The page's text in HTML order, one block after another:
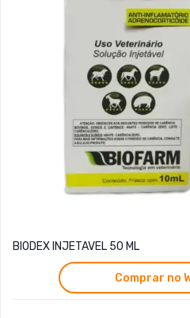
BIODEX INJETAVEL 50 ML
Comprar no